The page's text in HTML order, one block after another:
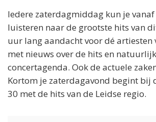
Iedere zaterdagmiddag kun je
luisteren naar de grootste hits van
uur lang aandacht voor dé artiesten
met nieuws over de hits en
concertagenda. Ook de actuele
Kortom je zaterdagavond begint bij
30 met de hits van de Leidse regio.